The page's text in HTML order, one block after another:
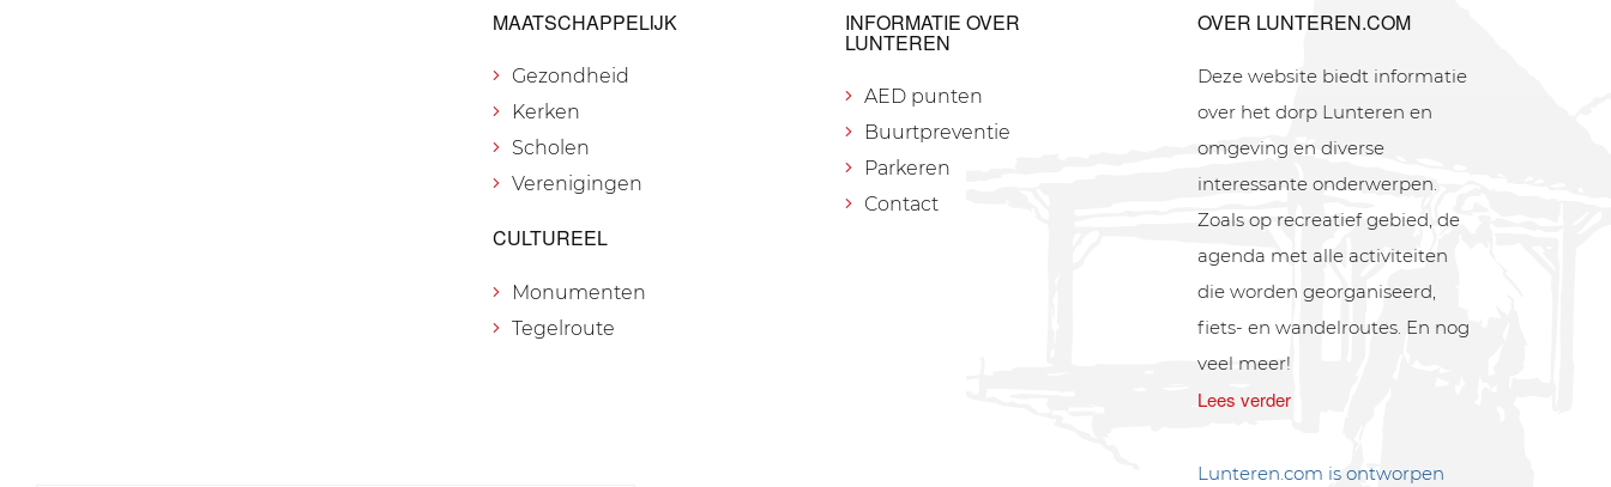
MAATSCHAPPELIJK
Gezondheid
Kerken
Scholen
Verenigingen
CULTUREEL
Monumenten
Tegelroute
INFORMATIE OVER
LUNTEREN
AED punten
Buurtpreventie
Parkeren
Contact
OVER LUNTEREN.COM
Deze website biedt informatie
over het dorp Lunteren en
omgeving en diverse
interessante onderwerpen.
Zoals op recreatief gebied, de
agenda met alle activiteiten
die worden georganiseerd,
fiets- en wandelroutes. En nog
veel meer!
Lees verder
Lunteren.com is ontworpen